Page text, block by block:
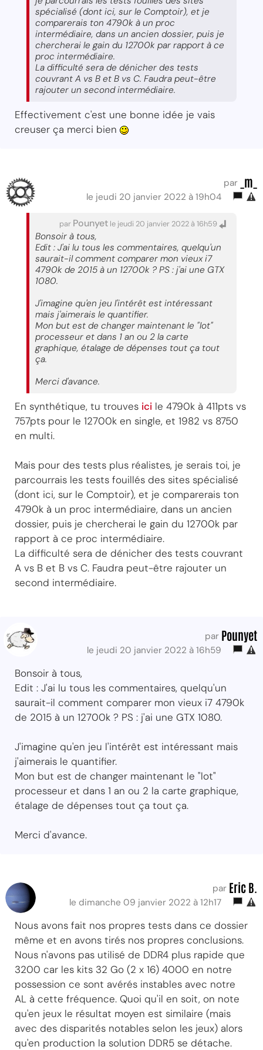
spécialisé (dont ici, sur le Comptoir), et je
comparerais ton 4790k à un proc
intermédiaire, dans un ancien dossier, puis je
chercherai le gain du 12700k par rapport à ce
proc intermédiaire.
La difficulté sera de dénicher des tests
couvrant A vs B et B vs C. Faudra peut-être
rajouter un second intermédiaire.
Effectivement c'est une bonne idée je vais
creuser ça merci bien
par _m_
le jeudi 20 janvier 2022 à 19h04
par Pounyet le jeudi 20 janvier 2022 à 16h59
Bonsoir à tous,
Edit : J'ai lu tous les commentaires, quelqu'un
saurait-il comment comparer mon vieux i7
4790k de 2015 à un 12700k ? PS : j'ai une GTX
1080.
J'imagine qu'en jeu l'intérêt est intéressant
mais j'aimerais le quantifier.
Mon but est de changer maintenant le "lot"
processeur et dans 1 an ou 2 la carte
graphique, étalage de dépenses tout ça tout
ça.
Merci d'avance.
En synthétique, tu trouves ici le 4790k à 411pts vs
757pts pour le 12700k en single, et 1982 vs 8750
en multi.
Mais pour des tests plus réalistes, je serais toi, je
parcourrais les tests fouillés des sites spécialisé
(dont ici, sur le Comptoir), et je comparerais ton
4790k à un proc intermédiaire, dans un ancien
dossier, puis je chercherai le gain du 12700k par
rapport à ce proc intermédiaire.
La difficulté sera de dénicher des tests couvrant
A vs B et B vs C. Faudra peut-être rajouter un
second intermédiaire.
par Pounyet
le jeudi 20 janvier 2022 à 16h59
Bonsoir à tous,
Edit : J'ai lu tous les commentaires, quelqu'un
saurait-il comment comparer mon vieux i7 4790k
de 2015 à un 12700k ? PS : j'ai une GTX 1080.
J'imagine qu'en jeu l'intérêt est intéressant mais
j'aimerais le quantifier.
Mon but est de changer maintenant le "lot"
processeur et dans 1 an ou 2 la carte graphique,
étalage de dépenses tout ça tout ça.
Merci d'avance.
par Eric B.
le dimanche 09 janvier 2022 à 12h17
Nous avons fait nos propres tests dans ce dossier
même et en avons tirés nos propres conclusions.
Nous n'avons pas utilisé de DDR4 plus rapide que
3200 car les kits 32 Go (2 x 16) 4000 en notre
possession ce sont avérés instables avec notre
AL à cette fréquence. Quoi qu'il en soit, on note
qu'en jeux le résultat moyen est similaire (mais
avec des disparités notables selon les jeux) alors
qu'en production la solution DDR5 se détache.